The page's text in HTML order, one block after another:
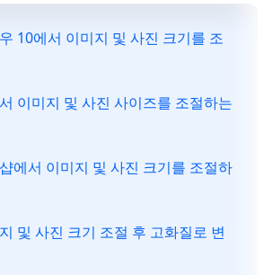
10에서 이미지 및 사진 크기를 조
이미지 및 사진 사이즈를 조절하는
에서 이미지 및 사진 크기를 조절하
및 사진 크기 조절 후 고화질로 변